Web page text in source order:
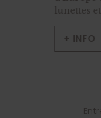
lunettes et